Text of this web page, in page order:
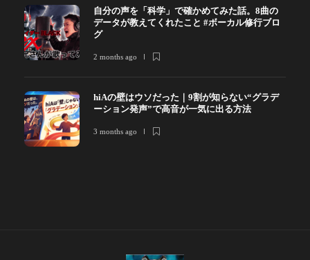
自分の声を「科学」で確かめてみた話。8曲の
データが教えてくれたこと #ボーカル修行ブロ
グ
2 months ago
hiAの壁はウソだった｜9割が知らない“グラデ
ーション発声”で高音が一気に出る方法
3 months ago